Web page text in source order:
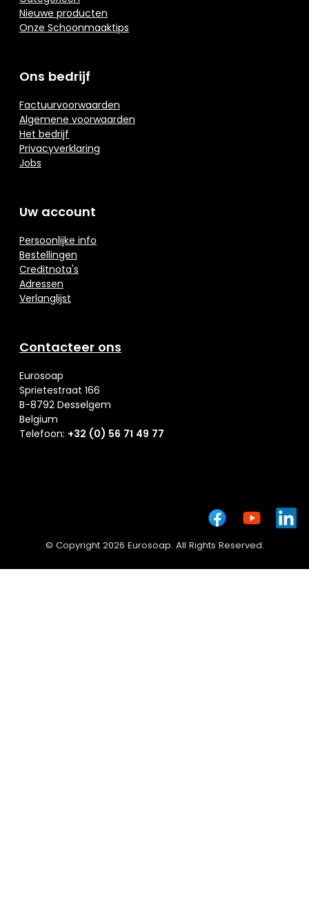
Nieuwe producten
Onze Schoonmaaktips
Ons bedrijf
Factuurvoorwaarden
Algemene voorwaarden
Het bedrijf
Privacyverklaring
Jobs
Uw account
Persoonlijke info
Bestellingen
Creditnota's
Adressen
Verlanglijst
Contacteer ons
Eurosoap
Sprietestraat 166
B-8792 Desselgem
Belgium
Telefoon: +32 (0) 56 71 49 77
© Copyright 2026 Eurosoap. All Rights Reserved.